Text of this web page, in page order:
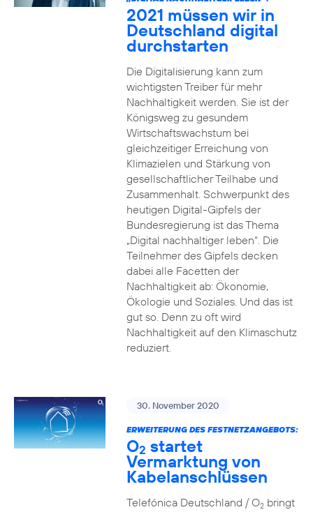
2021 müssen wir in
Deutschland digital
durchstarten
Die Digitalisierung kann zum
wichtigsten Treiber für mehr
Nachhaltigkeit werden. Sie ist der
Königsweg zu gesundem
Wirtschaftswachstum bei
gleichzeitiger Erreichung von
Klimazielen und Stärkung von
gesellschaftlicher Teilhabe und
Zusammenhalt. Schwerpunkt des
heutigen Digital-Gipfels der
Bundesregierung ist das Thema
„Digital nachhaltiger leben“. Die
Teilnehmer des Gipfels decken
dabei alle Facetten der
Nachhaltigkeit ab: Ökonomie,
Ökologie und Soziales. Und das ist
gut so. Denn zu oft wird
Nachhaltigkeit auf den Klimaschutz
reduziert.
30. November 2020
ERWEITERUNG DES FESTNETZANGEBOTS:
O2 startet
Vermarktung von
Kabelanschlüssen
Telefónica Deutschland / O2bringt